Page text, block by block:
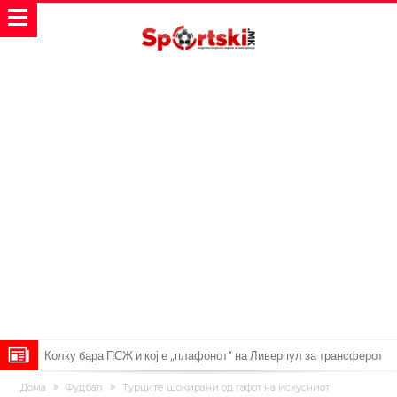
Реал Мадрид го собори клупскиот рекорд: Мурињо добива
Дома Фудбал
Турците шокирани од гафот на искусниот